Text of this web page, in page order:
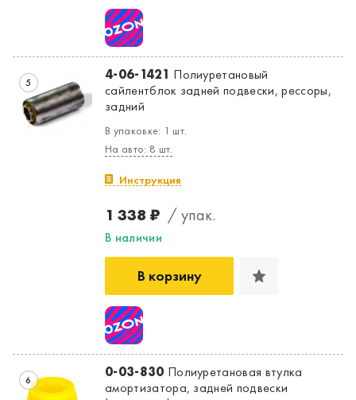
Да, верно Нет, выбрать другой
5 4-06-1421 Полиуретановый
сайлентблок задней подвески, рессоры,
задний
В упаковке: 1 шт.
На авто: 8 шт.
Инструкция
1 338 ₽ / упак.
В наличии
В корзину
6 0-03-830 Полиуретановая втулка
амортизатора, задней подвески